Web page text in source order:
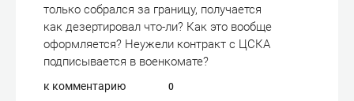
только собрался за границу, получается
как дезертировал что-ли? Как это вообще
оформляется? Неужели контракт с ЦСКА
подписывается в военкомате?
к комментарию 0